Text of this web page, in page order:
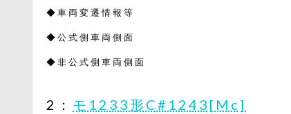
◆車両変遷情報等
◆公式側車両側面
◆非公式側車両側面
2： モ1233形C#1243[Mc]